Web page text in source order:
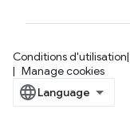
Conditions d'utilisation
Manage cookies